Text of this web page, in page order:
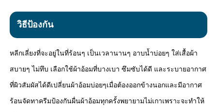
วิธีป้องกัน
หลีกเลี่ยงที่จะอยู่ในที่ร้อนๆ เป็นเวลานานๆ อาบน้ำบ่อยๆ ใส่เสื้อผ้า
สบายๆ ไม่ทึบ เลือกใช้ผ้าอ้อมที่บางเบา ซึมซับได้ดี และระบายอากาศ
ที่ผิวสัมผัสได้ดีเปลี่ยนผ้าอ้อมบ่อยๆเมื่อต้องออกข้างนอกและมีอากาศ
ร้อนจัดทาครีมป้องกันผื่นผ้าอ้อมทุกครั้งพยายามไม่เกาเพราะจะทำให้